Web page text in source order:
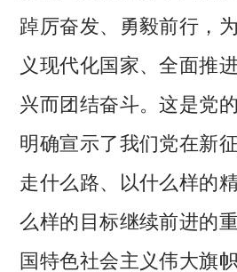
踔厉奋发、勇毅前行，
义现代化国家、全面推
兴而团结奋斗。这是党
明确宣示了我们党在新
走什么路、以什么样的
么样的目标继续前进的
国特色社会主义伟大旗